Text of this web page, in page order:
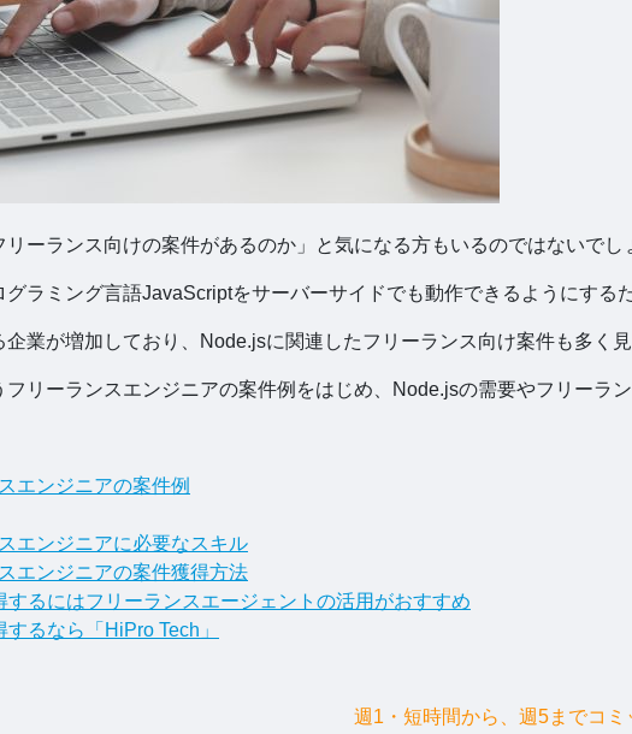
リーランス向けの案件があるのか」と気になる方もいるのではないでし
ラミング言語JavaScriptをサーバーサイドでも動作できるようにする
業が増加しており、Node.jsに関連したフリーランス向け案件も多く
リーランスエンジニアの案件例をはじめ、Node.jsの需要やフリーラ
エンジニアの案件例
エンジニアに必要なスキル
エンジニアの案件獲得方法
するにはフリーランスエージェントの活用がおすすめ
るなら「HiPro Tech」
週1・短時間から、週5までコミ